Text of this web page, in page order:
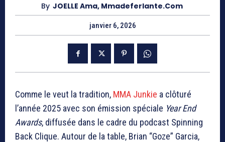
By JOELLE Ama, Mmadeferlante.com
janvier 6, 2026
Comme le veut la tradition, MMA Junkie a clôturé
l’année 2025 avec son émission spéciale Year End
Awards, diffusée dans le cadre du podcast Spinning
Back Clique. Autour de la table, Brian “Goze” Garcia,